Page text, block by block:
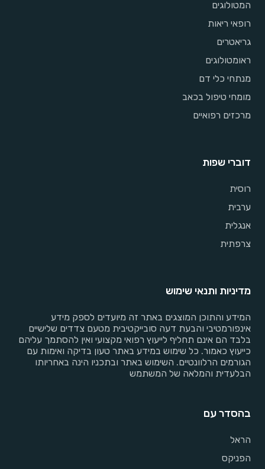
המטולוגים
רופאי ריאות
גריאטרים
ראומטולוגים
מנתחי כלי דם
מומחי טיפול בכאב
מרכזים רפואיים
דוברי שפות
רוסית
ערבית
אנגלית
צרפתית
מדיניות ותנאי שימוש
המידע והתוכן המוצגים באתר זה מיועדים לספק מידע
אינפורמטיבי והבעת דעה סובייקטיבית מטעם צדדים שלישיים
בלבד הם אינם תחליף לייעוץ רפואי מקצועי ואין להסתמך עליהם
כייעוץ כאמור. כל שימוש במידע באתר טעון בדיקה ואימות עם
הגורמים הרלוונטיים. השימוש באתר ובתכניו הינה באחריותו
הבלעדית והמלאה של המשתמש
בהסדר עם
הראל
הפניקס